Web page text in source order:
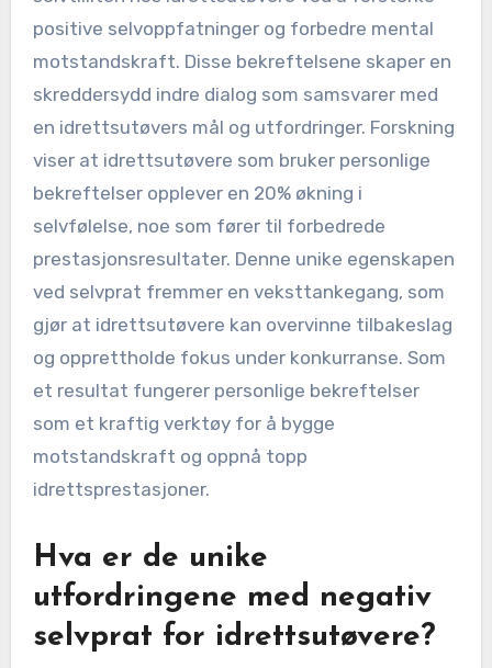
positive selvoppfatninger og forbedre mental
motstandskraft. Disse bekreftelsene skaper en
skreddersydd indre dialog som samsvarer med
en idrettsutøvers mål og utfordringer. Forskning
viser at idrettsutøvere som bruker personlige
bekreftelser opplever en 20% økning i
selvfølelse, noe som fører til forbedrede
prestasjonsresultater. Denne unike egenskapen
ved selvprat fremmer en veksttankegang, som
gjør at idrettsutøvere kan overvinne tilbakeslag
og opprettholde fokus under konkurranse. Som
et resultat fungerer personlige bekreftelser
som et kraftig verktøy for å bygge
motstandskraft og oppnå topp
idrettsprestasjoner.
Hva er de unike
utfordringene med negativ
selvprat for idrettsutøvere?